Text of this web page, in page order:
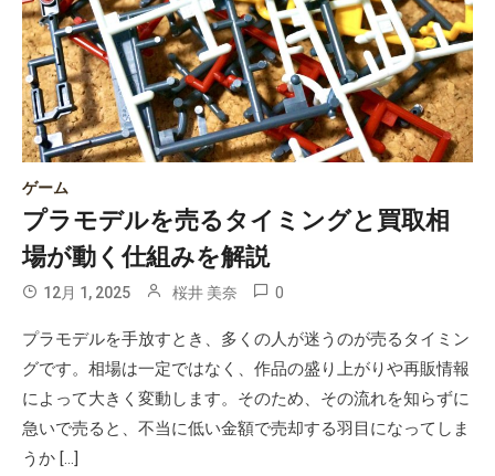
ゲーム
プラモデルを売るタイミングと買取相
場が動く仕組みを解説
12月 1, 2025 桜井 美奈 0
プラモデルを手放すとき、多くの人が迷うのが売るタイミン
グです。相場は一定ではなく、作品の盛り上がりや再販情報
によって大きく変動します。そのため、その流れを知らずに
急いで売ると、不当に低い金額で売却する羽目になってしま
うか […]